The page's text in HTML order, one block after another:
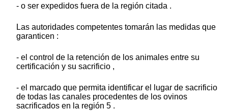
- o ser expedidos fuera de la región citada .
Las autoridades competentes tomarán las medidas que
garanticen :
- el control de la retención de los animales entre su
certificación y su sacrificio ,
- el marcado que permita identificar el lugar de sacrificio
de todas las canales procedentes de los ovinos
sacrificados en la región 5 .